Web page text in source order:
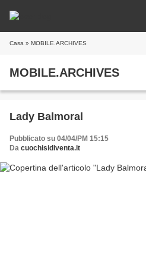
Casa » MOBILE.ARCHIVES
MOBILE.ARCHIVES
Lady Balmoral
Pubblicato su 04/04/PM 15:15
Da cuochisidiventa.it